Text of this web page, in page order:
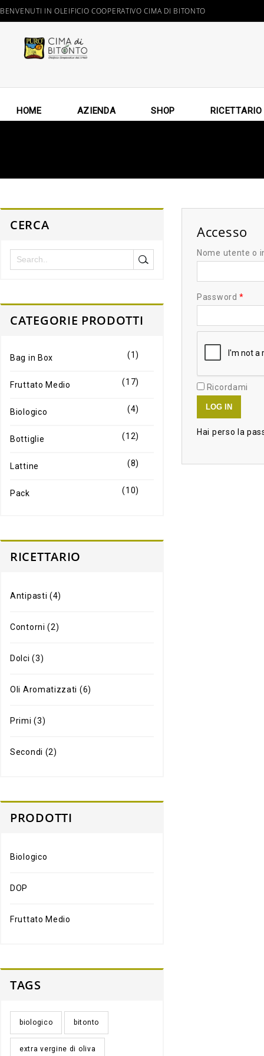
BENVENUTI IN OLEIFICIO COOPERATIVO CIMA DI BITONTO
HOME AZIENDA SHOP RICETTARIO
Accesso
Nome utente o
Password*
Ricordami
LOG IN
Hai perso la
CERCA
CATEGORIE PRODOTTI
Bag in Box (1)
Fruttato Medio (17)
Biologico (4)
Bottiglie (12)
Lattine (8)
Pack (10)
RICETTARIO
Antipasti (4)
Contorni (2)
Dolci (3)
Oli Aromatizzati (6)
Primi (3)
Secondi (2)
PRODOTTI
Biologico
DOP
Fruttato Medio
TAGS
biologico bitonto
extra vergine di oliva